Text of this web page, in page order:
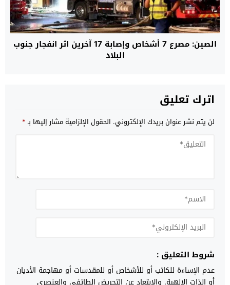
الصين: مصرع 7 أشخاص وإصابة 17 آخرين اثر انفجار جنوب
البلاد
اترك تعليق
لن يتم نشر عنوان بريدك الإلكتروني. الحقول الإلزامية مشار إليها بـ*
شروط التعليق :
عدم الإساءة للكاتب أو للأشخاص أو للمقدسات أو مهاجمة الأديان
أو الذات الالهية. والابتعاد عن التحريض الطائفي والعنصري